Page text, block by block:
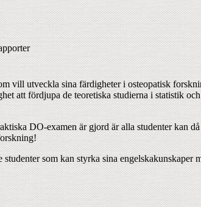
vill utveckla sina färdigheter i osteopatisk
att fördjupa de teoretiska studierna i statistik
DO-examen är gjord är alla studenter kan
som kan styrka sina